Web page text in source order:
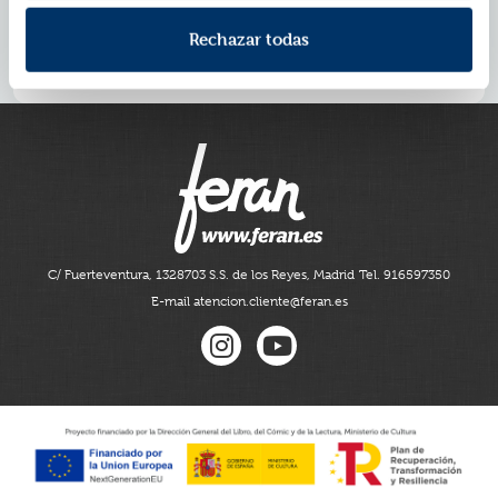
Rechazar todas
ficción del siglo xx, y como tal mereció el Premio
Hugo en 1962. Una vida y un mundo paralelos..., pero
nos gustaría pensar tras pasar una pandemia.
C/ Fuerteventura, 1328703 S.S. de los Reyes, Madrid Tel. 916597350
E-mail atencion.cliente@feran.es